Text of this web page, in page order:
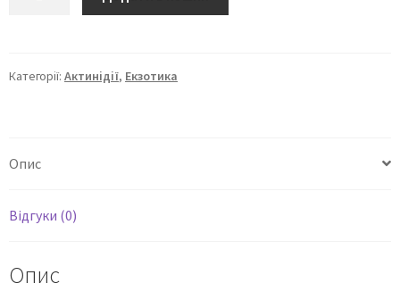
Категорії: Актинідії, Екзотика
Опис
Відгуки (0)
Опис